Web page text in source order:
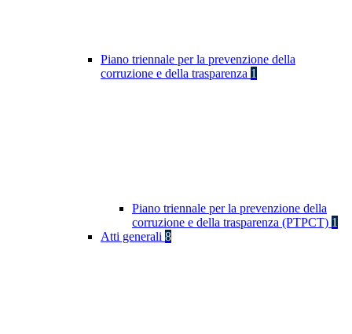
Piano triennale per la prevenzione della
corruzione e della trasparenza 1
Piano triennale per la prevenzione della
corruzione e della trasparenza (PTPCT) 1
Atti generali 8